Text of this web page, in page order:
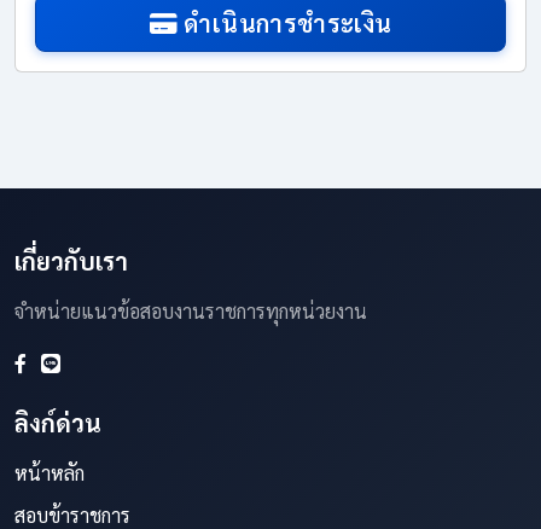
ดำเนินการชำระเงิน
เกี่ยวกับเรา
จำหน่ายแนวข้อสอบงานราชการทุกหน่วยงาน
ลิงก์ด่วน
หน้าหลัก
สอบข้าราชการ